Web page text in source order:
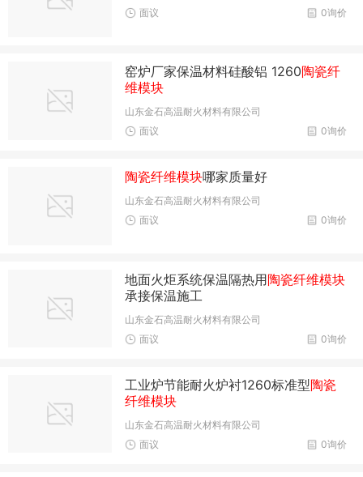
0询价
面议
窑炉厂家保温材料硅酸铝 1260陶瓷纤
维模块
山东金石高温耐火材料有限公司
0询价
面议
陶瓷纤维模块哪家质量好
山东金石高温耐火材料有限公司
0询价
面议
地面火炬系统保温隔热用陶瓷纤维模块
承接保温施工
山东金石高温耐火材料有限公司
0询价
面议
工业炉节能耐火炉衬1260标准型陶瓷
纤维模块
山东金石高温耐火材料有限公司
0询价
面议